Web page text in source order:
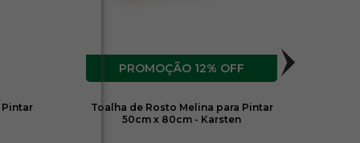
Pintar
12% OFF
Toalha de Rosto Melina para Pintar
50cm x 80cm - Karsten